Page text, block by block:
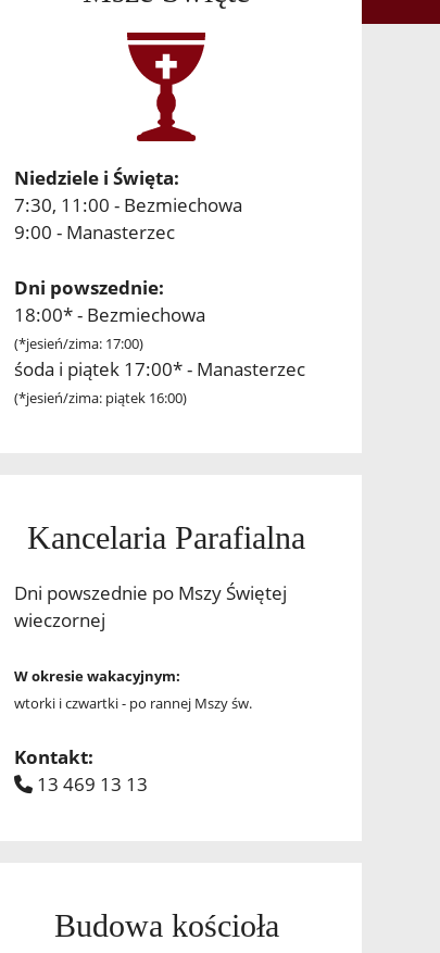
Niedziele i Święta:
7:30, 11:00 - Bezmiechowa
9:00 - Manasterzec
Dni powszednie:
18:00* - Bezmiechowa
(*jesień/zima: 17:00)
śoda i piątek 17:00* - Manasterzec
(*jesień/zima: piątek 16:00)
Kancelaria Parafialna
Dni powszednie po Mszy Świętej
wieczornej
W okresie wakacyjnym:
wtorki i czwartki - po rannej Mszy św.
Kontakt:
13 469 13 13
Budowa kościoła